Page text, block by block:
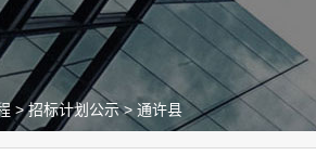
>招标计划公示> 通许县